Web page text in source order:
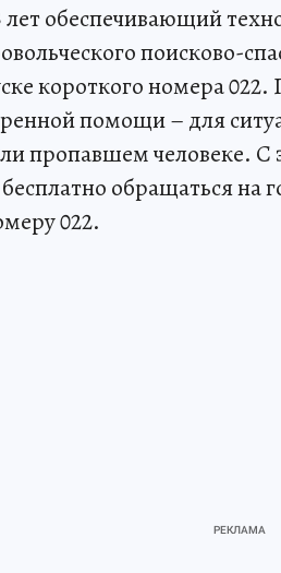
лет обеспечивающий
поисково-
короткого номера
помощи – для
пропавшем человеке. С
обращаться на
022.